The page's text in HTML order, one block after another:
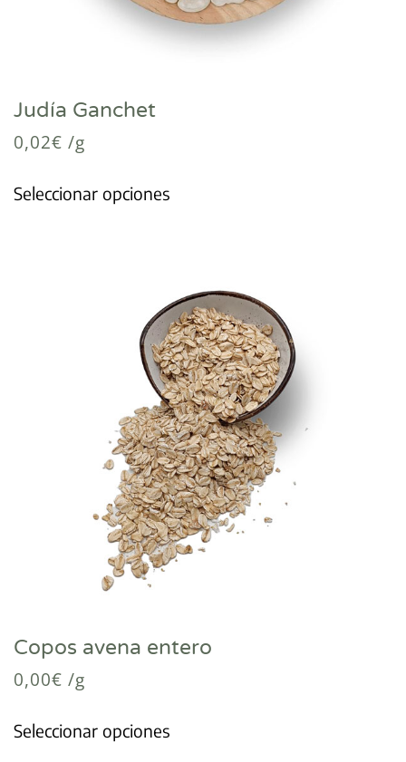
Judía Ganchet
0,02€ /g
Seleccionar opciones
Copos avena entero
0,00€ /g
Seleccionar opciones